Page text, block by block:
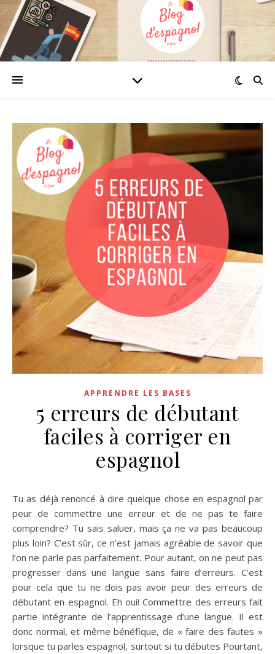
APPRENDRE LES BASES
5 erreurs de débutant
faciles à corriger en
espagnol
Tu as déjà renoncé à dire quelque chose en espagnol par
peur de commettre une erreur et de ne pas te faire
comprendre? Tu sais saluer, mais ça ne va pas beaucoup
plus loin? C’est sûr, ce n’est jamais agréable de savoir que
l’on ne parle pas parfaitement. Pour autant, on ne peut pas
progresser dans une langue sans faire d’erreurs. C’est
pour cela que tu ne dois pas avoir peur des erreurs de
débutant en espagnol. Eh oui! Commettre des erreurs fait
partie intégrante de l’apprentissage d’une langue. Il est
donc normal, et même bénéfique, de « faire des fautes »
lorsque tu parles espagnol, surtout si tu débutes Pourtant,